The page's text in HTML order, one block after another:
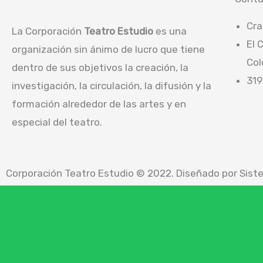
La Corporación Teatro Estudio es una
organización sin ánimo de lucro que tiene
dentro de sus objetivos la creación, la
investigación, la circulación, la difusión y la
formación alrededor de las artes y en
especial del teatro.
El
Corporación Teatro Estudio © 2022. Diseñado por